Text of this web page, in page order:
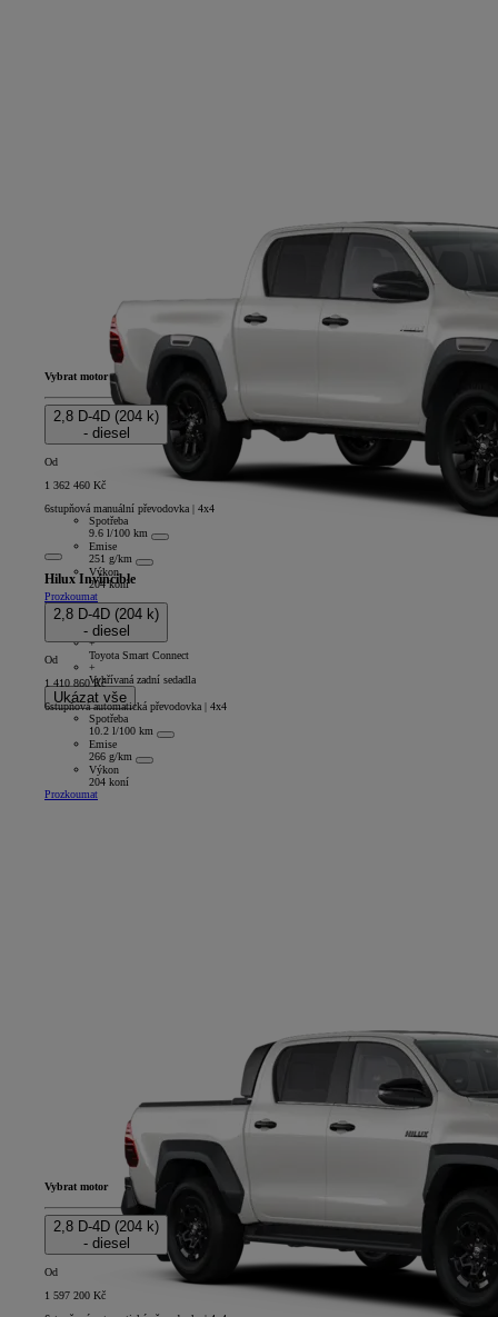
Hilux Invincible
Double Cab
+
9 reproduktorů
+
Toyota Smart Connect
+
Vyhřívaná zadní sedadla
Ukázat vše
Vybrat motor
2,8 D-4D (204 k)
- diesel
Od
1 362 460 Kč
6stupňová manuální převodovka | 4x4
Spotřeba
9.6 l/100 km
Emise
251 g/km
Výkon
204 koní
Prozkoumat
2,8 D-4D (204 k)
- diesel
Od
1 410 860 Kč
6stupňová automatická převodovka | 4x4
Spotřeba
10.2 l/100 km
Emise
266 g/km
Výkon
204 koní
Prozkoumat
Vybrat motor
2,8 D-4D (204 k)
- diesel
Od
1 597 200 Kč